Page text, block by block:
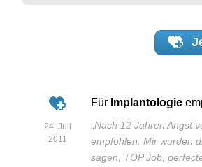
24. Juli
2011
Für Implantologie
„Nach 12 Jahren Angst
empfohlen. Mir wurden
sagen, TOP Job,